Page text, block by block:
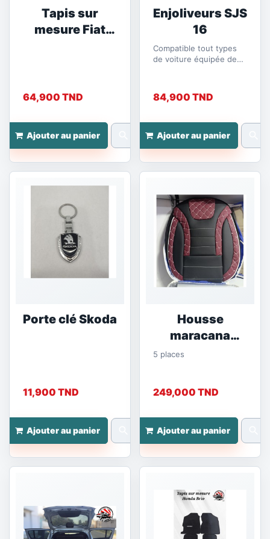
Tapis sur
mesure Fiat
64,900 TND
Ajouter au panier
Enjoliveurs SJS
16
Compatible tout types
de voiture équipée de
84,900 TND
Ajouter au panier
Porte clé Skoda
11,900 TND
Ajouter au panier
Housse
maracana
rouge et noir
5 places
249,000 TND
Ajouter au panier